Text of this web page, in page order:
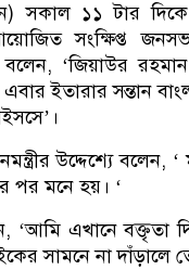
সকাল ১১ টার দিকে
সংক্ষিপ্ত জনসভায়
‘জিয়াউর
ইতারার সন্তান
উদ্দেশ্যে বলেন,
পর মনে হয়। ‘
‘আমি এখানে বক্তৃতা
সামনে না দাঁড়ালে